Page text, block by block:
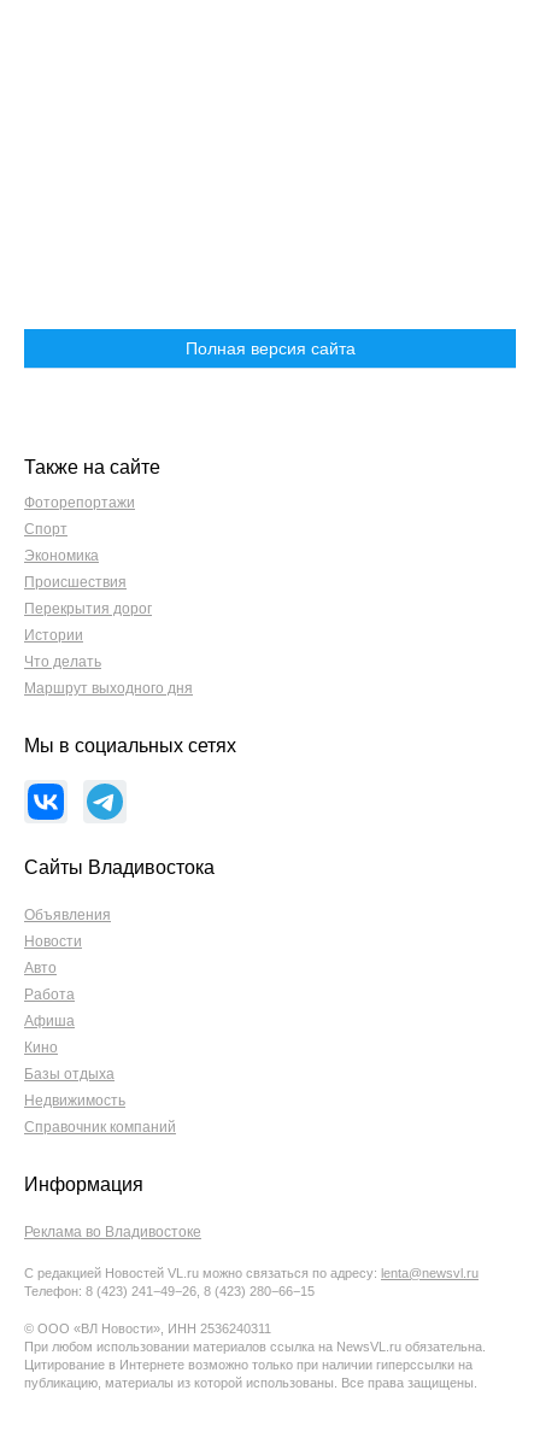
Полная версия сайта
Также на сайте
Фоторепортажи
Спорт
Экономика
Происшествия
Перекрытия дорог
Истории
Что делать
Маршрут выходного дня
Мы в социальных сетях
Сайты Владивостока
Объявления
Новости
Авто
Работа
Афиша
Кино
Базы отдыха
Недвижимость
Справочник компаний
Информация
Реклама во Владивостоке
С редакцией Новостей VL.ru можно связаться по адресу: lenta@newsvl.ru
Телефон: 8 (423) 241−49−26, 8 (423) 280−66−15
© ООО «ВЛ Новости», ИНН 2536240311
При любом использовании материалов ссылка на NewsVL.ru обязательна.
Цитирование в Интернете возможно только при наличии гиперссылки на
публикацию, материалы из которой использованы. Все права защищены.